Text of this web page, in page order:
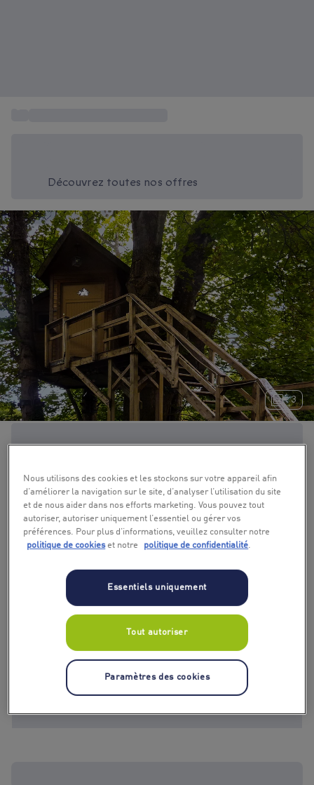
Découvrez toutes nos offres
+ 3
Nous utilisons des cookies et les stockons sur votre appareil afin
d’améliorer la navigation sur le site, d’analyser l’utilisation du site
et de nous aider dans nos efforts marketing. Vous pouvez tout
autoriser, autoriser uniquement l’essentiel ou gérer vos
préférences. Pour plus d’informations, veuillez consulter notre
politique de cookieset notre politique de confidentialité.
Essentiels uniquement
Tout autoriser
Paramètres des cookies